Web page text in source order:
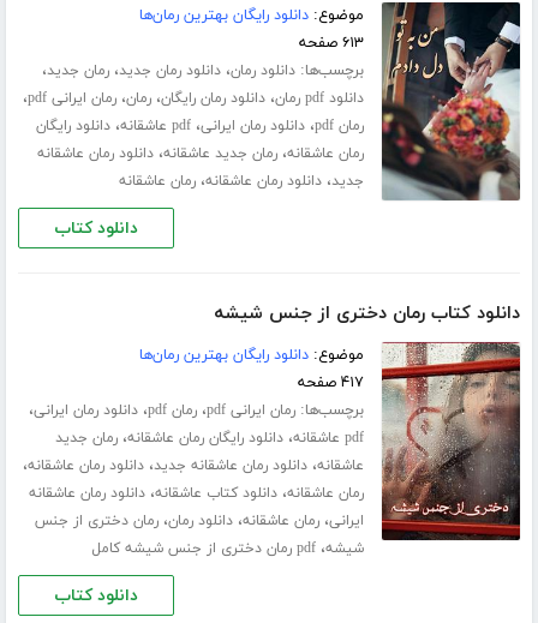
موضوع:دانلود رایگان بهترین رمان‌ها
۶۱۳ صفحه
برچسب‌ها:دانلود رمان،دانلود رمان جدید،رمان جدید،
دانلود pdf رمان ،دانلود رمان رایگان،رمان،رمان ایرانی pdf ،
رمان pdf ،دانلود رمان ایرانی،pdf عاشقانه ،دانلود رایگان
رمان عاشقانه،رمان جدید عاشقانه،دانلود رمان عاشقانه
جدید،دانلود رمان عاشقانه،رمان عاشقانه
دانلود کتاب
دانلود کتاب رمان دختری از جنس شیشه
موضوع:دانلود رایگان بهترین رمان‌ها
۴۱۷ صفحه
برچسب‌ها:رمان ایرانی pdf ،رمان pdf ،دانلود رمان ایرانی،
pdf عاشقانه ،دانلود رایگان رمان عاشقانه،رمان جدید
عاشقانه،دانلود رمان عاشقانه جدید،دانلود رمان عاشقانه،
رمان عاشقانه،دانلود کتاب عاشقانه،دانلود رمان عاشقانه
ایرانی،رمان عاشقانه،دانلود رمان،رمان دختری از جنس
شیشه،pdf رمان دختری از جنس شیشه کامل
دانلود کتاب